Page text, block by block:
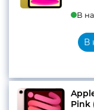
В
В
Pink